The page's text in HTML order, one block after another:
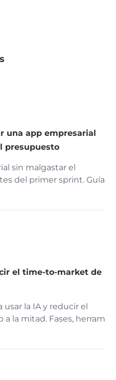
una app empresarial
presupuesto
sin malgastar el
del primer sprint. Guía
el time-to-market de
usar la IA y reducir el
la mitad. Fases, herram